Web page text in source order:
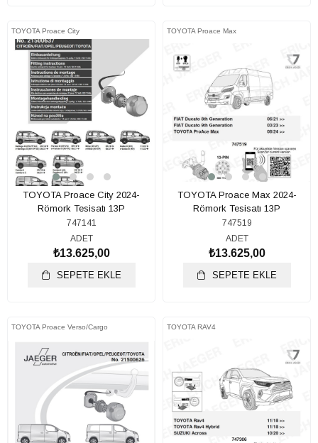
TOYOTA Proace City
TOYOTA Proace City 2024-
Römork Tesisatı 13P
747141
ADET
₺13.625,00
SEPETE EKLE
TOYOTA Proace Max
TOYOTA Proace Max 2024-
Römork Tesisatı 13P
747519
ADET
₺13.625,00
SEPETE EKLE
TOYOTA Proace Verso/Cargo TOYOTA RAV4